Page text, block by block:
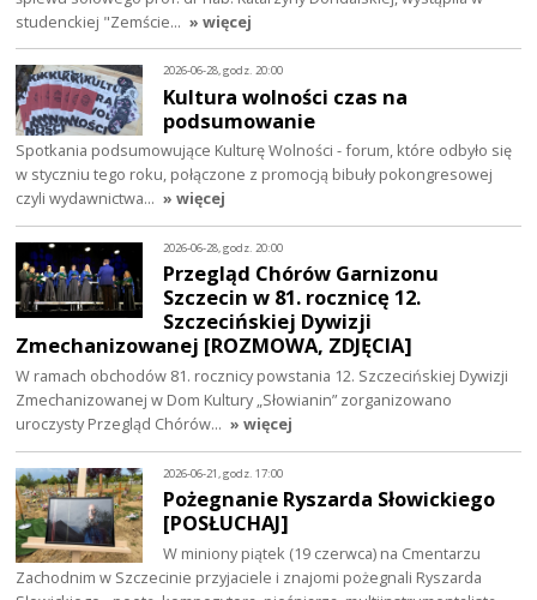
studenckiej "Zemście… » więcej
2026-06-28, godz. 20:00
Kultura wolności czas na
podsumowanie
Spotkania podsumowujące Kulturę Wolności - forum, które odbyło się
w styczniu tego roku, połączone z promocją bibuły pokongresowej
czyli wydawnictwa… » więcej
2026-06-28, godz. 20:00
Przegląd Chórów Garnizonu
Szczecin w 81. rocznicę 12.
Szczecińskiej Dywizji
Zmechanizowanej [ROZMOWA, ZDJĘCIA]
W ramach obchodów 81. rocznicy powstania 12. Szczecińskiej Dywizji
Zmechanizowanej w Dom Kultury „Słowianin” zorganizowano
uroczysty Przegląd Chórów… » więcej
2026-06-21, godz. 17:00
Pożegnanie Ryszarda Słowickiego
[POSŁUCHAJ]
W miniony piątek (19 czerwca) na Cmentarzu
Zachodnim w Szczecinie przyjaciele i znajomi pożegnali Ryszarda